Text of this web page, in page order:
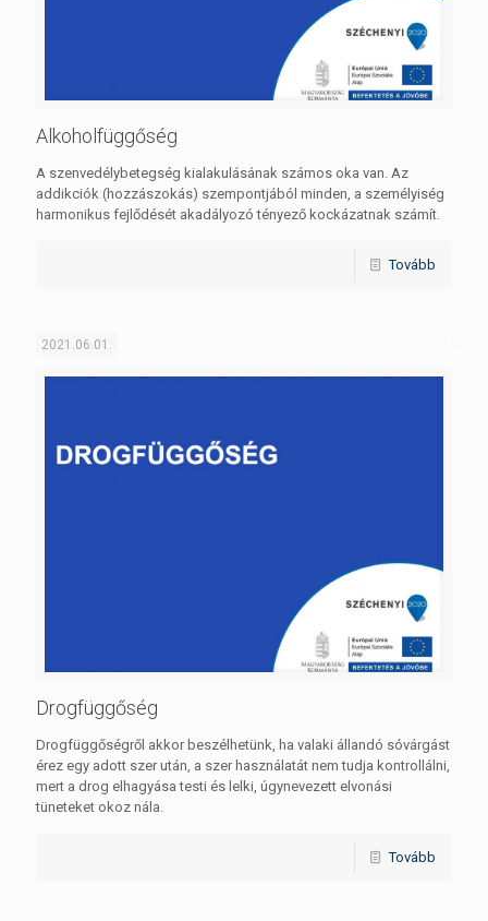
Alkoholfüggőség
A szenvedélybetegség kialakulásának számos oka van. Az
addikciók (hozzászokás) szempontjából minden, a személyiség
harmonikus fejlődését akadályozó tényező kockázatnak számít.
Tovább
2021.06.01.
Drogfüggőség
Drogfüggőségről akkor beszélhetünk, ha valaki állandó sóvárgást
érez egy adott szer után, a szer használatát nem tudja kontrollálni,
mert a drog elhagyása testi és lelki, úgynevezett elvonási
tüneteket okoz nála.
Tovább